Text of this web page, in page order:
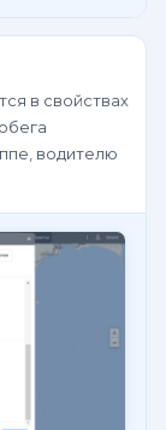
в свойствах
водителю